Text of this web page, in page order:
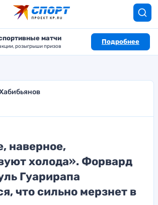
матчи
розыгрыши призов
Подробнее
наверное,
холода». Форвард
Гуарирапа
что сильно мерзнет в